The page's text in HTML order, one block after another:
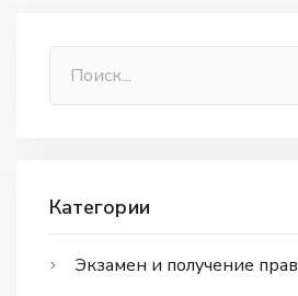
Категории
Экзамен и получение прав